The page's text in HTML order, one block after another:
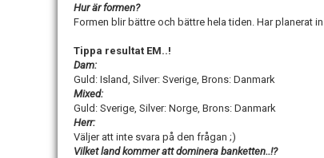
Hur är formen?
Formen blir bättre och bättre hela tiden. Har planerat
Tippa resultat EM..!
Dam:
Guld: Island, Silver: Sverige, Brons: Danmark
Mixed:
Guld: Sverige, Silver: Norge, Brons: Danmark
Herr:
Väljer att inte svara på den frågan ;)
Vilket land kommer att dominera banketten..!?